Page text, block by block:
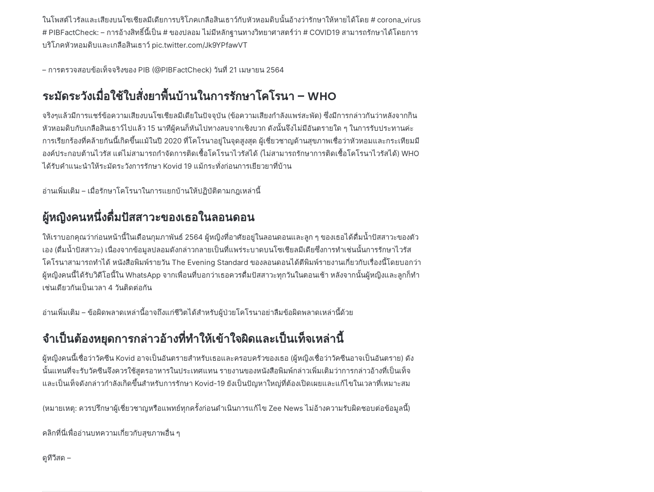
ในโพสต์ไวรัลและเสียงบนโซเชียลมีเดียการบริโภคเกลือสินเธาว์กับหัวหอมดิบนั้นอ้างว่ารักษาให้หายได้โดย # corona_virus
# PIBFactCheck: – การอ้างสิทธิ์นี้เป็น # ของปลอม ไม่มีหลักฐานทางวิทยาศาสตร์ว่า # COVID19 สามารถรักษาได้โดยการ
บริโภคหัวหอมดิบและเกลือสินเธาว์ pic.twitter.com/Jk9YPfawVT
– การตรวจสอบข้อเท็จจริงของ PIB (@PIBFactCheck) วันที่ 21 เมษายน 2564
ระมัดระวังเมื่อใช้ใบสั่งยาพื้นบ้านในการรักษาโคโรนา – WHO
จริงๆแล้วมีการแชร์ข้อความเสียงบนโซเชียลมีเดียในปัจจุบัน (ข้อความเสียงกำลังแพร่สะพัด) ซึ่งมีการกล่าวกันว่าหลังจากกิน
หัวหอมดิบกับเกลือสินเธาว์ไปแล้ว 15 นาทีผู้คนก็หันไปทางลบจากเชิงบวก ดังนั้นจึงไม่มีอันตรายใด ๆ ในการรับประทานค่ะ
การเรียกร้องที่คล้ายกันนี้เกิดขึ้นแม้ในปี 2020 ที่โคโรนาอยู่ในจุดสูงสุด ผู้เชี่ยวชาญด้านสุขภาพเชื่อว่าหัวหอมและกระเทียมมี
องค์ประกอบต้านไวรัส แต่ไม่สามารถกำจัดการติดเชื้อโคโรนาไวรัสได้ (ไม่สามารถรักษาการติดเชื้อโคโรนาไวรัสได้) WHO
ได้รับคำแนะนำให้ระมัดระวังการรักษา Kovid 19 แม้กระทั่งก่อนการเยียวยาที่บ้าน
อ่านเพิ่มเติม – เมื่อรักษาโคโรนาในการแยกบ้านให้ปฏิบัติตามกฎเหล่านี้
ผู้หญิงคนหนึ่งดื่มปัสสาวะของเธอในลอนดอน
ให้เราบอกคุณว่าก่อนหน้านี้ในเดือนกุมภาพันธ์ 2564 ผู้หญิงที่อาศัยอยู่ในลอนดอนและลูก ๆ ของเธอได้ดื่มน้ำปัสสาวะของตัว
เอง (ดื่มน้ำปัสสาวะ) เนื่องจากข้อมูลปลอมดังกล่าวกลายเป็นที่แพร่ระบาดบนโซเชียลมีเดียซึ่งการทำเช่นนั้นการรักษาไวรัส
โคโรนาสามารถทำได้ หนังสือพิมพ์รายวัน The Evening Standard ของลอนดอนได้ตีพิมพ์รายงานเกี่ยวกับเรื่องนี้โดยบอกว่า
ผู้หญิงคนนี้ได้รับวิดีโอนี้ใน WhatsApp จากเพื่อนที่บอกว่าเธอควรดื่มปัสสาวะทุกวันในตอนเช้า หลังจากนั้นผู้หญิงและลูกก็ทำ
เช่นเดียวกันเป็นเวลา 4 วันติดต่อกัน
อ่านเพิ่มเติม – ข้อผิดพลาดเหล่านี้อาจถึงแก่ชีวิตได้สำหรับผู้ป่วยโคโรนาอย่าลืมข้อผิดพลาดเหล่านี้ด้วย
จำเป็นต้องหยุดการกล่าวอ้างที่ทำให้เข้าใจผิดและเป็นเท็จเหล่านี้
ผู้หญิงคนนี้เชื่อว่าวัคซีน Kovid อาจเป็นอันตรายสำหรับเธอและครอบครัวของเธอ (ผู้หญิงเชื่อว่าวัคซีนอาจเป็นอันตราย) ดัง
นั้นแทนที่จะรับวัคซีนจึงควรใช้สูตรอาหารในประเทศแทน รายงานของหนังสือพิมพ์กล่าวเพิ่มเติมว่าการกล่าวอ้างที่เป็นเท็จ
และเป็นเท็จดังกล่าวกำลังเกิดขึ้นสำหรับการรักษา Kovid-19 ยังเป็นปัญหาใหญ่ที่ต้องเปิดเผยและแก้ไขในเวลาที่เหมาะสม
(หมายเหตุ: ควรปรึกษาผู้เชี่ยวชาญหรือแพทย์ทุกครั้งก่อนดำเนินการแก้ไข Zee News ไม่อ้างความรับผิดชอบต่อข้อมูลนี้)
คลิกที่นี่เพื่ออ่านบทความเกี่ยวกับสุขภาพอื่น ๆ
ดูทีวีสด –